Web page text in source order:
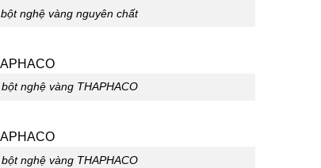
nghệ vàng nguyên chất
nghệ vàng THAPHACO
nghệ vàng THAPHACO